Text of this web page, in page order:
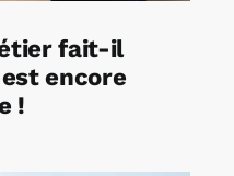
fait-il
encore
!